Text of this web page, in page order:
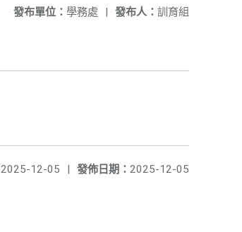
發布人： 訓育組
發布單位： 學務處 |
發佈日期： 2025-12-05
2025-12-05 |